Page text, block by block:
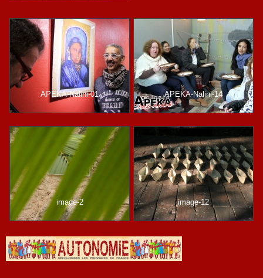
APEKA-Nalini-01 APEKA-Nalini-14
image-2 image-12